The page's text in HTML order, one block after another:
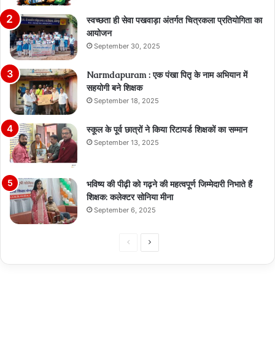
स्वच्छता ही सेवा पखवाड़ा अंतर्गत चित्रकला प्रतियोगिता का
आयोजन
September 30, 2025
Narmdapuram : एक पंखा पितृ के नाम अभियान में
सहयोगी बने शिक्षक
September 18, 2025
स्कूल के पूर्व छात्रों ने किया रिटायर्ड शिक्षकों का सम्मान
September 13, 2025
भविष्य की पीढ़ी को गढ़ने की महत्वपूर्ण जिम्मेदारी निभाते हैं
शिक्षक: कलेक्टर सोनिया मीना
September 6, 2025
PreviousNext